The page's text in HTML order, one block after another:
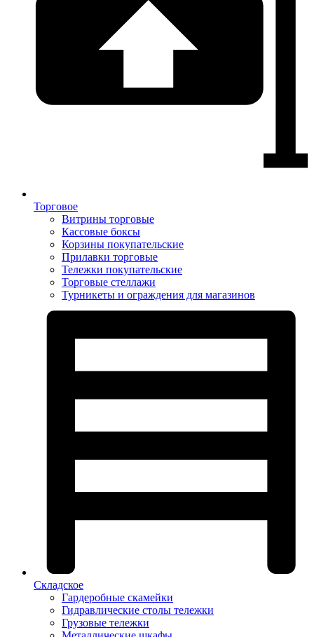
Торговое
Витрины торговые
Кассовые боксы
Корзины покупательские
Прилавки торговые
Тележки покупательские
Торговые стеллажи
Турникеты и ограждения для магазинов
Складское
Гардеробные скамейки
Гидравлические столы тележки
Грузовые тележки